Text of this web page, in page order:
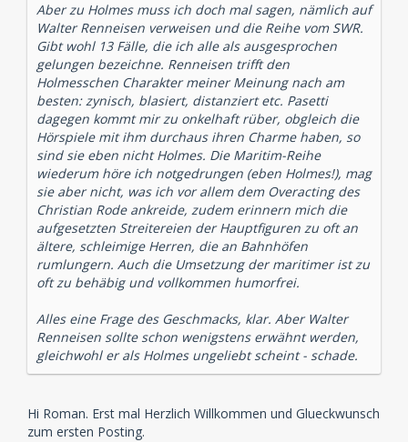
Aber zu Holmes muss ich doch mal sagen, nämlich auf
Walter Renneisen verweisen und die Reihe vom SWR.
Gibt wohl 13 Fälle, die ich alle als ausgesprochen
gelungen bezeichne. Renneisen trifft den
Holmesschen Charakter meiner Meinung nach am
besten: zynisch, blasiert, distanziert etc. Pasetti
dagegen kommt mir zu onkelhaft rüber, obgleich die
Hörspiele mit ihm durchaus ihren Charme haben, so
sind sie eben nicht Holmes. Die Maritim-Reihe
wiederum höre ich notgedrungen (eben Holmes!), mag
sie aber nicht, was ich vor allem dem Overacting des
Christian Rode ankreide, zudem erinnern mich die
aufgesetzten Streitereien der Hauptfiguren zu oft an
ältere, schleimige Herren, die an Bahnhöfen
rumlungern. Auch die Umsetzung der maritimer ist zu
oft zu behäbig und vollkommen humorfrei.
Alles eine Frage des Geschmacks, klar. Aber Walter
Renneisen sollte schon wenigstens erwähnt werden,
gleichwohl er als Holmes ungeliebt scheint - schade.
Hi Roman. Erst mal Herzlich Willkommen und Glueckwunsch
zum ersten Posting.